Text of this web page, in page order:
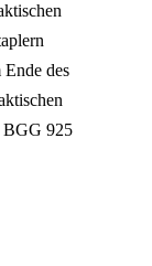
des
BGG 925